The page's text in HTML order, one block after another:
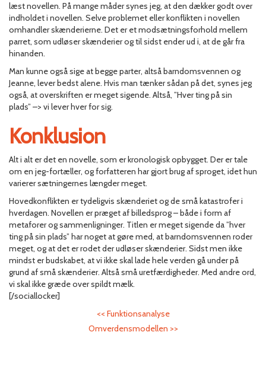
læst novellen. På mange måder synes jeg, at den dækker godt over
indholdet i novellen. Selve problemet eller konflikten i novellen
omhandler skænderierne. Det er et modsætningsforhold mellem
parret, som udløser skænderier og til sidst ender ud i, at de går fra
hinanden.
Man kunne også sige at begge parter, altså barndomsvennen og
Jeanne, lever bedst alene. Hvis man tænker sådan på det, synes jeg
også, at overskriften er meget sigende. Altså, ”Hver ting på sin
plads” –> vi lever hver for sig.
Konklusion
Alt i alt er det en novelle, som er kronologisk opbygget. Der er tale
om en jeg-fortæller, og forfatteren har gjort brug af sproget, idet hun
varierer sætningernes længder meget.
Hovedkonflikten er tydeligvis skænderiet og de små katastrofer i
hverdagen. Novellen er præget af billedsprog – både i form af
metaforer og sammenligninger. Titlen er meget sigende da ”hver
ting på sin plads” har noget at gøre med, at barndomsvennen roder
meget, og at det er rodet der udløser skænderier. Sidst men ikke
mindst er budskabet, at vi ikke skal lade hele verden gå under på
grund af små skænderier. Altså små uretfærdigheder. Med andre ord,
vi skal ikke græde over spildt mælk.
[/sociallocker]
<< Funktionsanalyse
Omverdensmodellen >>